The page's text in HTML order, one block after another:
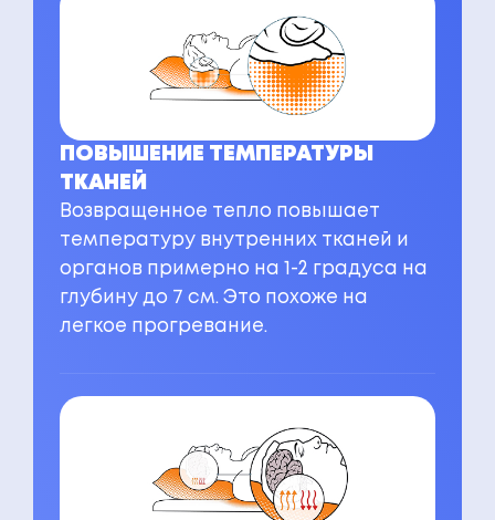
ПОВЫШЕНИЕ ТЕМПЕРАТУРЫ
ТКАНЕЙ
Возвращенное тепло повышает
температуру внутренних тканей и
органов примерно на 1-2 градуса на
глубину до 7 см. Это похоже на
легкое прогревание.